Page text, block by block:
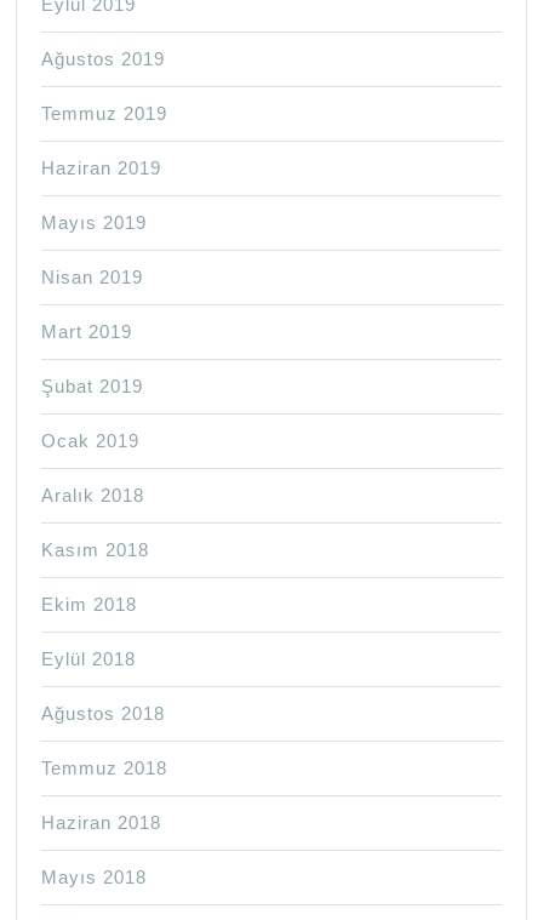
Eylül 2019
Ağustos 2019
Temmuz 2019
Haziran 2019
Mayıs 2019
Nisan 2019
Mart 2019
Şubat 2019
Ocak 2019
Aralık 2018
Kasım 2018
Ekim 2018
Eylül 2018
Ağustos 2018
Temmuz 2018
Haziran 2018
Mayıs 2018